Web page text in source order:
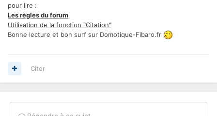
pour lire :
Les règles du forum
Utilisation de la fonction "Citation"
Bonne lecture et bon surf sur Domotique-Fibaro.fr
Citer